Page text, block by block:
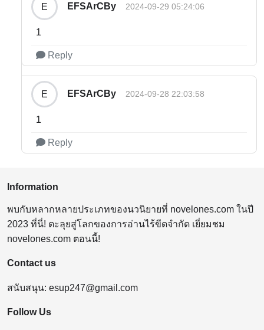
E EFSArCBy 2024-09-29 05:24:06
1
Reply
E EFSArCBy 2024-09-28 22:03:58
1
Reply
Information
พบกับหลากหลายประเภทของนวนิยายที่ novelones.com ในปี
2023 ที่นี่! ตะลุยสู่โลกของการอ่านไร้ขีดจำกัด เยี่ยมชม
novelones.com ตอนนี้!
Contact us
สนับสนุน: esup247@gmail.com
Follow Us